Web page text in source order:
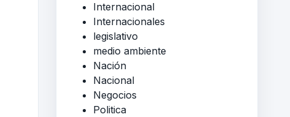
Internacional
Internacionales
legislativo
medio ambiente
Nación
Nacional
Negocios
Politica